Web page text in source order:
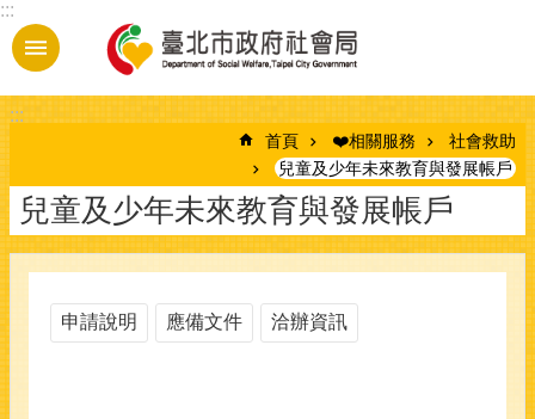
跳到主要內容區塊
:::
:::
首頁 ❤️相關服務
社會救助
兒童及少年未來教育與發展帳戶
兒童及少年未來教育與發展帳戶
申請說明 應備文件 洽辦資訊